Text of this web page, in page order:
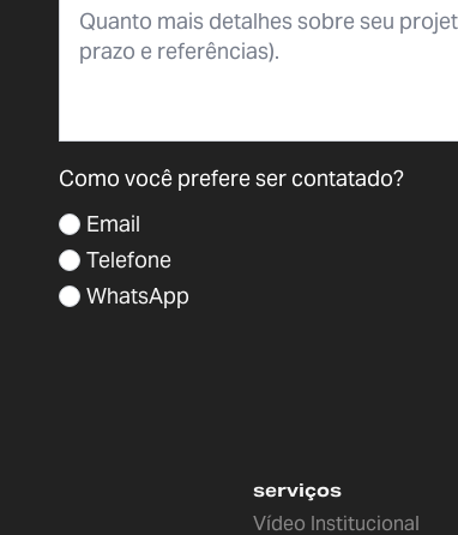
Como você prefere ser contatado?
Email
Telefone
WhatsApp
serviços
Vídeo Institucional